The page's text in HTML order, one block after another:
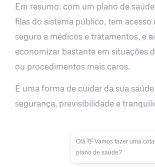
Em resumo: com um plano de
filas do sistema público, tem acesso
seguro a médicos e tratamentos, e
economizar bastante em situações
ou procedimentos mais caros.
É uma forma de cuidar da sua
segurança, previsibilidade e
Olá 👋 Vamos fazer uma
plano de saúde?